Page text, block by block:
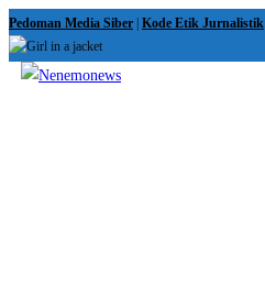
Skip
to
content
Pedoman Media Siber Kode Etik Jurnalistik